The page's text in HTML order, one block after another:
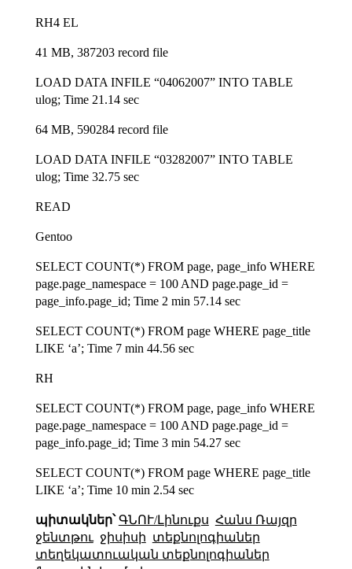
RH4 EL
41 MB, 387203 record file
LOAD DATA INFILE “04062007” INTO TABLE
ulog; Time 21.14 sec
64 MB, 590284 record file
LOAD DATA INFILE “03282007” INTO TABLE
ulog; Time 32.75 sec
READ
Gentoo
SELECT COUNT(*) FROM page, page_info WHERE
page.page_namespace = 100 AND page.page_id =
page_info.page_id; Time 2 min 57.14 sec
SELECT COUNT(*) FROM page WHERE page_title
LIKE ‘a’; Time 7 min 44.56 sec
RH
SELECT COUNT(*) FROM page, page_info WHERE
page.page_namespace = 100 AND page.page_id =
page_info.page_id; Time 3 min 54.27 sec
SELECT COUNT(*) FROM page WHERE page_title
LIKE ‘a’; Time 10 min 2.54 sec
պիտակներ՝ ԳՆՈՒ/Լինուքս Հանս Ռայզր
ջենտթու ջիսիսի տեքնոլոգիաներ
տեղեկատուական տեքնոլոգիաներ